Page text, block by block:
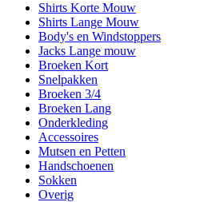
Shirts Korte Mouw
Shirts Lange Mouw
Body's en Windstoppers
Jacks Lange mouw
Broeken Kort
Snelpakken
Broeken 3/4
Broeken Lang
Onderkleding
Accessoires
Mutsen en Petten
Handschoenen
Sokken
Overig